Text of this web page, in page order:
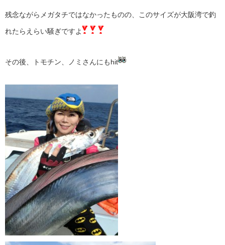
残念ながらメガタチではなかったものの、このサイズが大阪湾で釣
れたらえらい騒ぎですよ
その後、トモチン、ノミさんにもhit